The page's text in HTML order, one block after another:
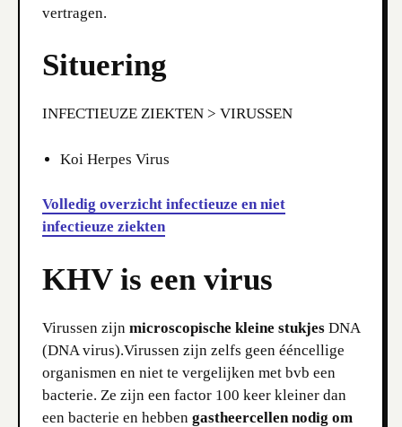
vertragen.
Situering
INFECTIEUZE ZIEKTEN > VIRUSSEN
Koi Herpes Virus
Volledig overzicht infectieuze en niet
infectieuze ziekten
KHV is een virus
Virussen zijn microscopische kleine stukjes DNA
(DNA virus).Virussen zijn zelfs geen ééncellige
organismen en niet te vergelijken met bvb een
bacterie. Ze zijn een factor 100 keer kleiner dan
een bacterie en hebben gastheercellen nodig om